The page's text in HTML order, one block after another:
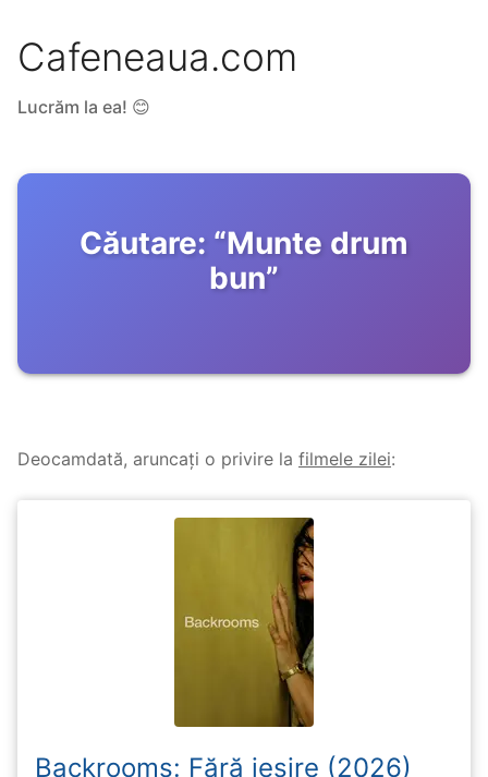
Cafeneaua.com
Lucrăm la ea! 😊
Căutare: “Munte drum
bun”
Deocamdată, aruncați o privire la filmele zilei:
Backrooms: Fără ieșire (2026)